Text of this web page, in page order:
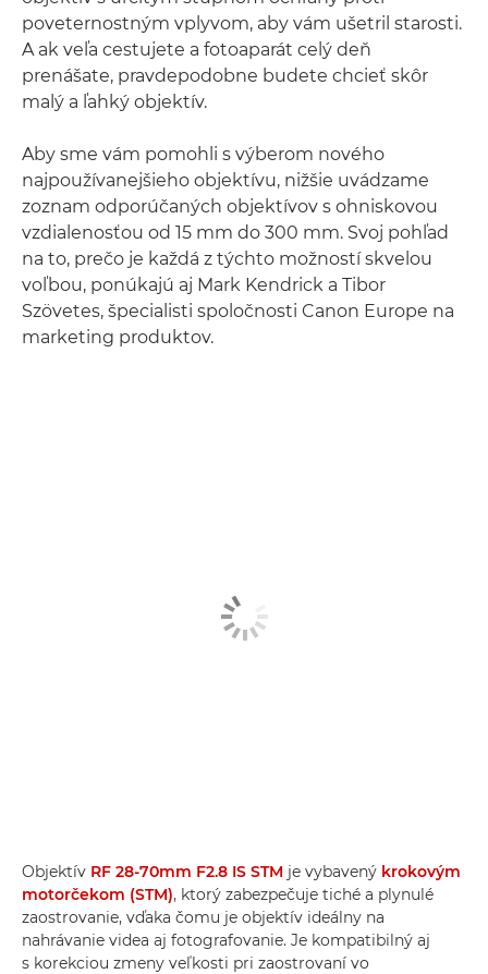
poveternostným vplyvom, aby vám ušetril starosti.
A ak veľa cestujete a fotoaparát celý deň
prenášate, pravdepodobne budete chcieť skôr
malý a ľahký objektív.
Aby sme vám pomohli s výberom nového
najpoužívanejšieho objektívu, nižšie uvádzame
zoznam odporúčaných objektívov s ohniskovou
vzdialenosťou od 15 mm do 300 mm. Svoj pohľad
na to, prečo je každá z týchto možností skvelou
voľbou, ponúkajú aj Mark Kendrick a Tibor
Szövetes, špecialisti spoločnosti Canon Europe na
marketing produktov.
Objektív RF 28-70mm F2.8 IS STM je vybavený krokovým
motorčekom (STM), ktorý zabezpečuje tiché a plynulé
zaostrovanie, vďaka čomu je objektív ideálny na
nahrávanie videa aj fotografovanie. Je kompatibilný aj
s korekciou zmeny veľkosti pri zaostrovaní vo